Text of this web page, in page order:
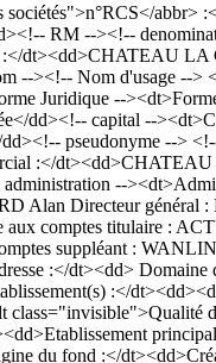
sociétés">n°RCS</abbr>
RM --><!--
:</dt><dd>CHATEAU
--><!-- Nom d'usage -->
Juridique --
dd><!-- capital --
pseudonyme -->
:</
--
Alan Directeur général
aux comptes titulaire :
suppléant :
:</dt><dd> Domaine
:</
class="invisible">Qualité
du fond :</